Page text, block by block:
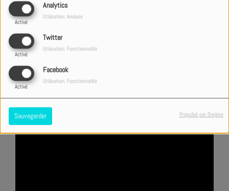
Analytics
Activé
Utilisation: Analyse
Twitter
Activé
Utilisation: Fonctionnalité
Facebook
Activé
Utilisation: Fonctionnalité
Sauvegarder Propulsé par Orejime